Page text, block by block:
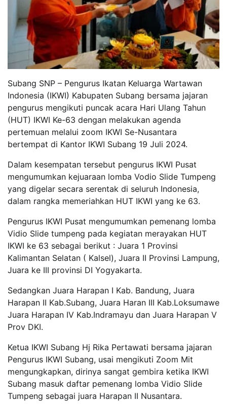
Subang SNP – Pengurus Ikatan Keluarga Wartawan
Indonesia (IKWI) Kabupaten Subang bersama jajaran
pengurus mengikuti puncak acara Hari Ulang Tahun
(HUT) IKWI Ke-63 dengan melakukan agenda
pertemuan melalui zoom IKWI Se-Nusantara
bertempat di Kantor IKWI Subang 19 Juli 2024.
Dalam kesempatan tersebut pengurus IKWI Pusat
mengumumkan kejuaraan lomba Vodio Slide Tumpeng
yang digelar secara serentak di seluruh Indonesia,
dalam rangka memeriahkan HUT IKWI yang ke 63.
Pengurus IKWI Pusat mengumumkan pemenang lomba
Vidio Slide tumpeng pada kegiatan merayakan HUT
IKWI ke 63 sebagai berikut : Juara 1 Provinsi
Kalimantan Selatan ( Kalsel), Juara II Provinsi Lampung,
Juara ke III provinsi DI Yogyakarta.
Sedangkan Juara Harapan I Kab. Bandung, Juara
Harapan II Kab.Subang, Juara Haran III Kab.Loksumawe
Juara Harapan IV Kab.Indramayu dan Juara Harapan V
Prov DKI.
Ketua IKWI Subang Hj Rika Pertawati bersama jajaran
Pengurus IKWI Subang, usai mengikuti Zoom Mit
mengungkapkan, dirinya sangat gembira ketika IKWI
Subang masuk daftar pemenang lomba Vidio Slide
Tumpeng sebagai juara Harapan II Nusantara.